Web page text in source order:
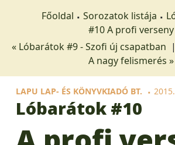
Főoldal Sorozatok listája
#10 A profi verseny
« Lóbarátok #9 - Szofi új csapatban |
A nagy felismerés »
LAPU LAP- ÉS KÖNYVKIADÓ BT.
Lóbarátok #10